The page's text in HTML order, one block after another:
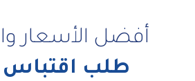
أفضل الأسعار
طلب اقتباس